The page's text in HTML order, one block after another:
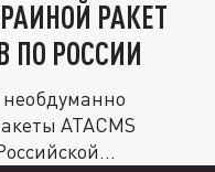
РАКЕТ
ПО РОССИИ
необдуманно
ATACMS